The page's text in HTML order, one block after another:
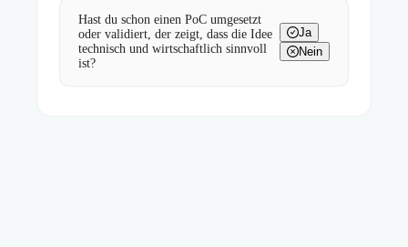
Hast du schon einen PoC umgesetzt
oder validiert, der zeigt, dass die Idee
technisch und wirtschaftlich sinnvoll
ist?
Ja
Nein